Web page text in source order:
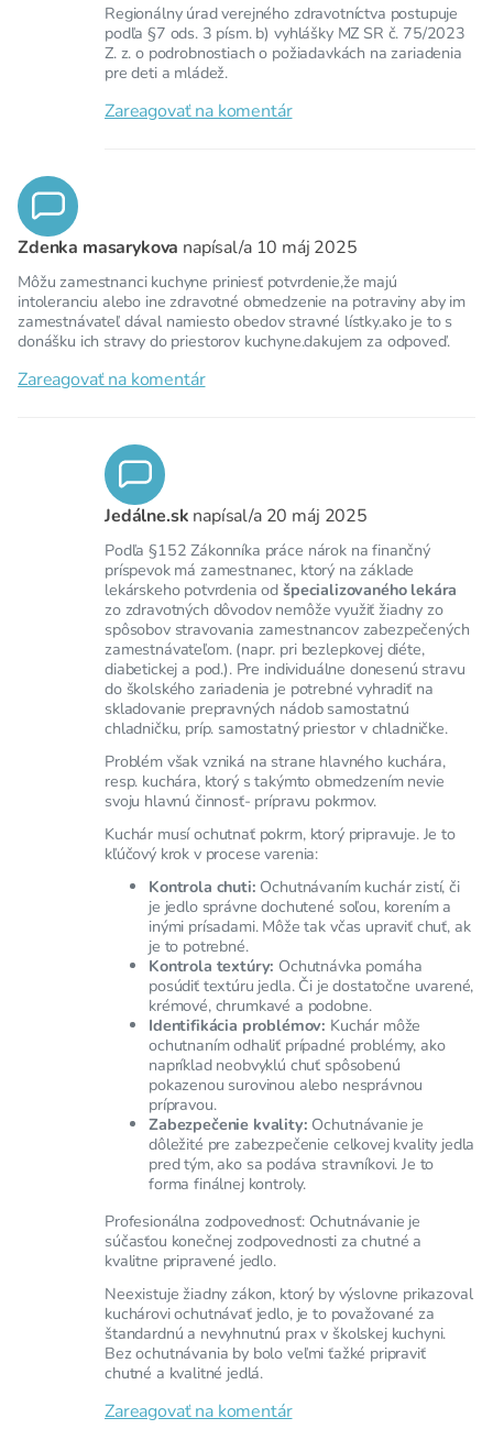
Regionálny úrad verejného zdravotníctva postupuje
podľa §7 ods. 3 písm. b) vyhlášky MZ SR č. 75/2023
Z. z. o podrobnostiach o požiadavkách na zariadenia
pre deti a mládež.
Zareagovať na komentár
Zdenka masarykova napísal/a 10 máj 2025
Môžu zamestnanci kuchyne priniesť potvrdenie,že majú
intoleranciu alebo ine zdravotné obmedzenie na potraviny aby im
zamestnávateľ dával namiesto obedov stravné lístky.ako je to s
donášku ich stravy do priestorov kuchyne.dakujem za odpoveď.
Zareagovať na komentár
Jedálne.sk napísal/a 20 máj 2025
Podľa §152 Zákonníka práce nárok na finančný
príspevok má zamestnanec, ktorý na základe
lekárskeho potvrdenia od špecializovaného lekára
zo zdravotných dôvodov nemôže využiť žiadny zo
spôsobov stravovania zamestnancov zabezpečených
zamestnávateľom. (napr. pri bezlepkovej diéte,
diabetickej a pod.). Pre individuálne donesenú stravu
do školského zariadenia je potrebné vyhradiť na
skladovanie prepravných nádob samostatnú
chladničku, príp. samostatný priestor v chladničke.
Problém však vzniká na strane hlavného kuchára,
resp. kuchára, ktorý s takýmto obmedzením nevie
svoju hlavnú činnosť- prípravu pokrmov.
Kuchár musí ochutnať pokrm, ktorý pripravuje. Je to
kľúčový krok v procese varenia:
Kontrola chuti: Ochutnávaním kuchár zistí, či
je jedlo správne dochutené soľou, korením a
inými prísadami. Môže tak včas upraviť chuť, ak
je to potrebné.
Kontrola textúry: Ochutnávka pomáha
posúdiť textúru jedla. Či je dostatočne uvarené,
krémové, chrumkavé a podobne.
Identifikácia problémov: Kuchár môže
ochutnaním odhaliť prípadné problémy, ako
napríklad neobvyklú chuť spôsobenú
pokazenou surovinou alebo nesprávnou
prípravou.
Zabezpečenie kvality: Ochutnávanie je
dôležité pre zabezpečenie celkovej kvality jedla
pred tým, ako sa podáva stravníkovi. Je to
forma finálnej kontroly.
Profesionálna zodpovednosť: Ochutnávanie je
súčasťou konečnej zodpovednosti za chutné a
kvalitne pripravené jedlo.
Neexistuje žiadny zákon, ktorý by výslovne prikazoval
kuchárovi ochutnávať jedlo, je to považované za
štandardnú a nevyhnutnú prax v školskej kuchyni.
Bez ochutnávania by bolo veľmi ťažké pripraviť
chutné a kvalitné jedlá.
Zareagovať na komentár